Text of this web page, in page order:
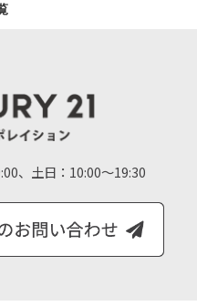
、土日：10:00～19:30